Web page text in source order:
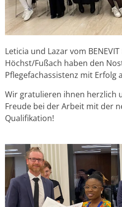
Leticia und Lazar vom
Höchst/Fußach haben den
Pflegefachassistenz mit Erfolg
Wir gratulieren ihnen herzlich
Freude bei der Arbeit mit der
Qualifikation!